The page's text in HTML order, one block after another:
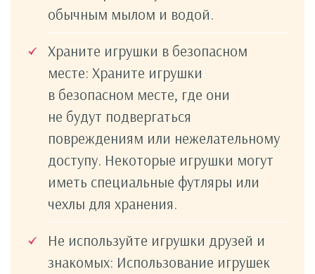
обычным мылом и водой.
Храните игрушки в безопасном
месте: Храните игрушки
в безопасном месте, где они
не будут подвергаться
повреждениям или нежелательному
доступу. Некоторые игрушки могут
иметь специальные футляры или
чехлы для хранения.
Не используйте игрушки друзей и
знакомых: Использование игрушек